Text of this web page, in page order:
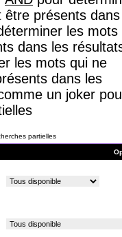
être présents
les mots
dans les
les mots qui ne
dans les
un joker
partielles